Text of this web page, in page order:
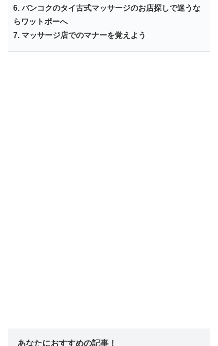
6. バンコクのタイ古式マッサージのお店探しで迷うな
らワットポーへ
7. マッサージ店でのマナーを覚えよう
あなたにおすすめの記事！